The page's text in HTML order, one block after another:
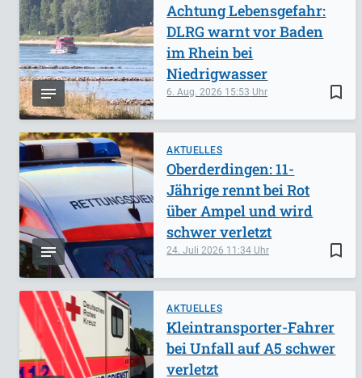
bookmark_border
6. Aug. 2026 15:53
Achtung Lebensgefahr:
DLRG warnt vor Baden
im Rhein bei
Niedrigwasser
AKTUELLES
bookmark_border
24. Juli 2026 11:34
Oberderdingen: 11-
Jährige rennt bei Rot
über Ampel und wird
schwer verletzt
AKTUELLES
Kleintransporter-Fahrer
bei Unfall auf A5 schwer
verletzt